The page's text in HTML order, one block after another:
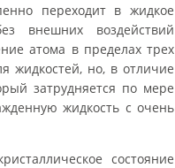
переходит в жидкое
внешних воздействий
атома в пределах трех
жидкостей, но, в отличие
затрудняется по мере
жидкость с очень
состояние